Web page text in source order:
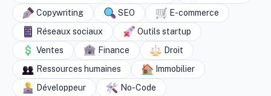
Copywriting
SEO
E-commerce
Réseaux sociaux
Outils startup
Ventes
Finance
Droit
Ressources humaines
Immobilier
Développeur
No-Code